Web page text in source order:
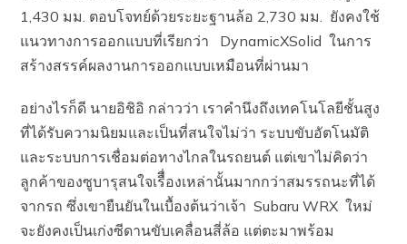
1,430 มม. ตอบโจทย์ด้วยระยะฐานล้อ 2,730 มม. ยังคงใช้
แนวทางการออกแบบที่เรียกว่า DynamicXSolid ในการ
สร้างสรรค์ผลงานการออกแบบเหมือนที่ผ่านมา
อย่างไรก็ดี นายอิชิอิ กล่าวว่า เราคำนึงถึงเทคโนโลยีชั้นสูง
ที่ได้รับความนิยมและเป็นที่สนใจไม่ว่า ระบบขับอัตโนมัติ
และระบบการเชื่อมต่อทางไกลในรถยนต์ แต่เขาไม่คิดว่า
ลูกค้าของซูบารุสนใจเรืื่องเหล่านั้นมากกว่าสมรรถนะที่ได้
จากรถ ซึ่งเขายืนยันในเบื้องต้นว่าเจ้า Subaru WRX ใหม่
จะยังคงเป็นเก่งซีดานขับเคลื่อนสี่ล้อ แต่ตะมาพร้อม